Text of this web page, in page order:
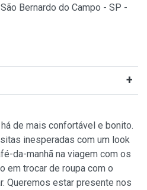
Bernardo do Campo - SP -
de mais confortável e bonito.
inesperadas com um look
da-manhã na viagem com os
em trocar de roupa com o
Queremos estar presente nos